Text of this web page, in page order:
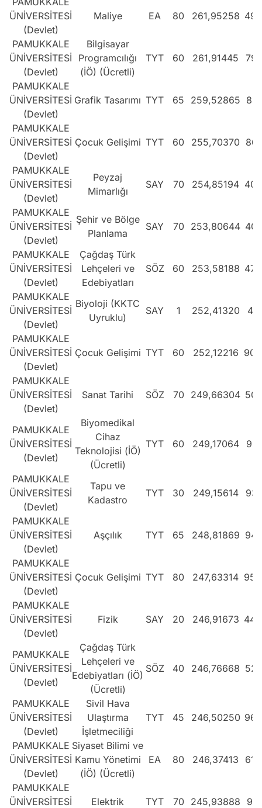
ÜNİVERSİTESİ
(Devlet)
Maliye EA 80 261,95258
PAMUKKALE
ÜNİVERSİTESİ
(Devlet)
Bilgisayar
Programcılığı
(İÖ) (Ücretli)
TYT 60 261,91445
PAMUKKALE
ÜNİVERSİTESİ
(Devlet)
Grafik Tasarımı TYT 65 259,52865
PAMUKKALE
ÜNİVERSİTESİ
(Devlet)
Çocuk Gelişimi TYT 60 255,70370
PAMUKKALE
ÜNİVERSİTESİ
(Devlet)
Peyzaj
Mimarlığı
SAY 70 254,85194
PAMUKKALE
ÜNİVERSİTESİ
(Devlet)
Şehir ve Bölge
Planlama
SAY 70 253,80644
PAMUKKALE
ÜNİVERSİTESİ
(Devlet)
Çağdaş Türk
Lehçeleri ve
Edebiyatları
SÖZ 60 253,58188
PAMUKKALE
ÜNİVERSİTESİ
(Devlet)
Biyoloji (KKTC
Uyruklu)
SAY 1 252,41320
PAMUKKALE
ÜNİVERSİTESİ
(Devlet)
Çocuk Gelişimi TYT 60 252,12216
PAMUKKALE
ÜNİVERSİTESİ
(Devlet)
Sanat Tarihi SÖZ 70 249,66304
PAMUKKALE
ÜNİVERSİTESİ
(Devlet)
Biyomedikal
Cihaz
Teknolojisi (İÖ)
(Ücretli)
TYT 60 249,17064
PAMUKKALE
ÜNİVERSİTESİ
(Devlet)
Tapu ve
Kadastro
TYT 30 249,15614
PAMUKKALE
ÜNİVERSİTESİ
(Devlet)
Aşçılık TYT 65 248,81869
PAMUKKALE
ÜNİVERSİTESİ
(Devlet)
Çocuk Gelişimi TYT 80 247,63314
PAMUKKALE
ÜNİVERSİTESİ
(Devlet)
Fizik SAY 20 246,91673
PAMUKKALE
ÜNİVERSİTESİ
(Devlet)
Çağdaş Türk
Lehçeleri ve
Edebiyatları (İÖ)
(Ücretli)
SÖZ 40 246,76668
PAMUKKALE
ÜNİVERSİTESİ
(Devlet)
Sivil Hava
Ulaştırma
İşletmeciliği
TYT 45 246,50250
PAMUKKALE
ÜNİVERSİTESİ
(Devlet)
Siyaset Bilimi ve
Kamu Yönetimi
(İÖ) (Ücretli)
EA 80 246,37413
PAMUKKALE
ÜNİVERSİTESİ
Elektrik TYT 70 245,93888